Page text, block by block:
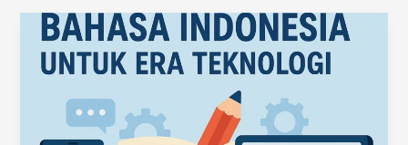
untuk
Generasi
Digital